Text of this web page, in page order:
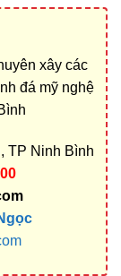
xây các
đá mỹ nghệ
TP Ninh Bình